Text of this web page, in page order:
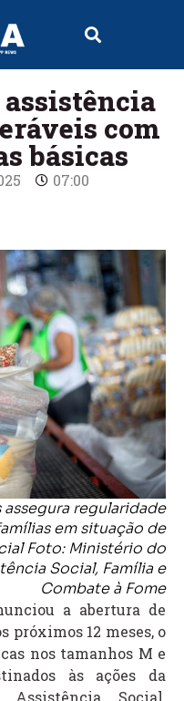
com
básicas
07:00
regularidade
em situação de
Foto: Ministério do
Social, Família e
Combate à Fome
a abertura de
próximos 12 meses, o
nos tamanhos M e
às ações da
Social,